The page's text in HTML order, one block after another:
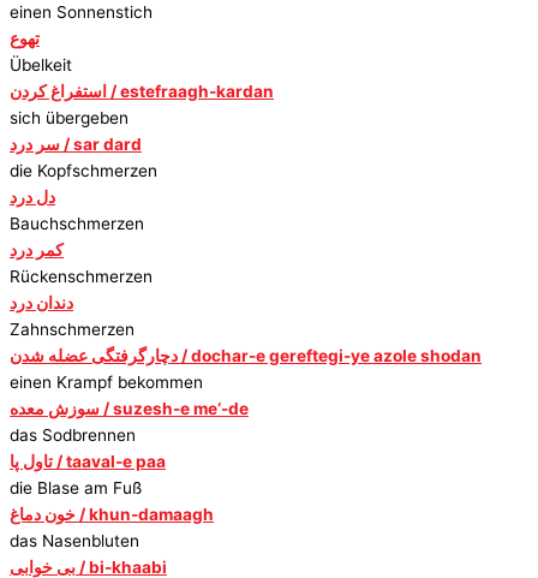
einen Sonnenstich
تهوع
Übelkeit
استفراغ کردن / estefraagh-kardan
sich übergeben
سر درد / sar dard
die Kopfschmerzen
دل درد
Bauchschmerzen
کمر درد
Rückenschmerzen
دندان درد
Zahnschmerzen
دچارگرفتگی عضله شدن / dochar-e gereftegi-ye azole shodan
einen Krampf bekommen
سوزش معده / suzesh-e me‘-de
das Sodbrennen
تاول پا / taaval-e paa
die Blase am Fuß
خون دماغ / khun-damaagh
das Nasenbluten
بی خوابی / bi-khaabi